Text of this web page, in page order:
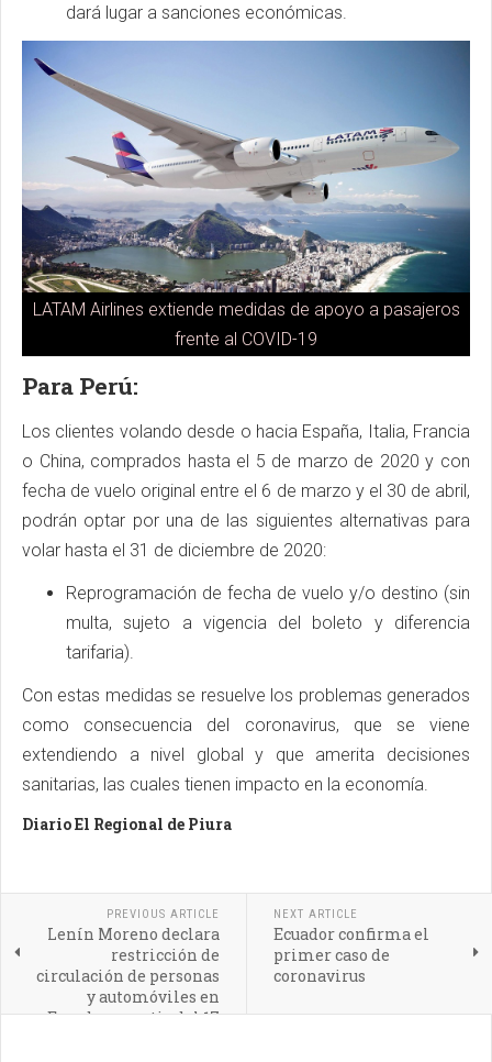
dará lugar a sanciones económicas.
LATAM Airlines extiende medidas de apoyo a pasajeros
frente al COVID-19
Para Perú:
Los clientes volando desde o hacia España, Italia, Francia
o China, comprados hasta el 5 de marzo de 2020 y con
fecha de vuelo original entre el 6 de marzo y el 30 de abril,
podrán optar por una de las siguientes alternativas para
volar hasta el 31 de diciembre de 2020:
Reprogramación de fecha de vuelo y/o destino (sin
multa, sujeto a vigencia del boleto y diferencia
tarifaria).
Con estas medidas se resuelve los problemas generados
como consecuencia del coronavirus, que se viene
extendiendo a nivel global y que amerita decisiones
sanitarias, las cuales tienen impacto en la economía.
Diario El Regional de Piura
PREVIOUS ARTICLE
Lenín Moreno declara
restricción de
circulación de personas
y automóviles en
Ecuador a partir del 17
NEXT ARTICLE
Ecuador confirma el
primer caso de
coronavirus